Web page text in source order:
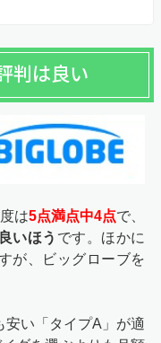
判は良い
は5点満点中4点で、
いほう です。ほかに
が、ビッグローブを
い「タイプA」が適